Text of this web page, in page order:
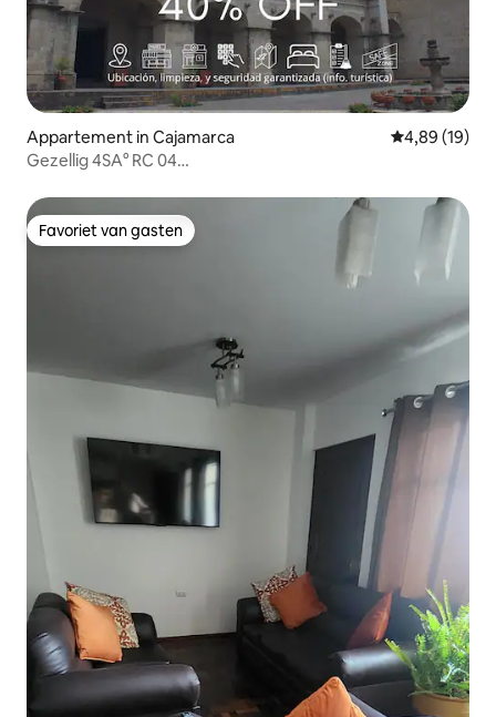
Appartement in Cajamarca Gemiddelde
4,89 (19)
Gezellig 4SA° RC 04
Favoriet van gasten
Favoriet van gasten